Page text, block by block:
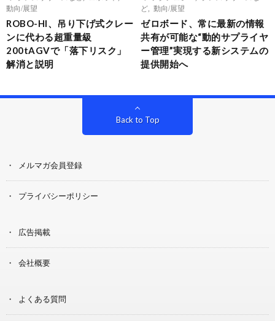
動向/展望
ROBO-HI、吊り下げ式クレー
ンに代わる超重量級
200tAGVで「落下リスク」
解消と説明
ど
動向/展望
ゼロボード、常に最新の情報
共有が可能な“動的サプライヤ
ー管理”実現する新システムの
提供開始へ
Back to Top
メルマガ会員登録
プライバシーポリシー
広告掲載
会社概要
よくある質問